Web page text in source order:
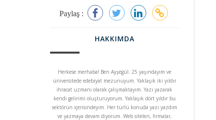
Paylaş :
HAKKIMDA
Herkese merhaba! Ben Ayşegül. 25 yaşındayım ve
üniversitede edebiyat mezunuyum. Yaklaşık iki yıldır
ihracat uzmanı olarak çalışmaktayım. Yazı yazarak
kendi gelirimi oluşturuyorum. Yaklaşık dört yıldır bu
sektörün içerisindeyim. Her türlü konuda yazı yazdım
ve yazmaya devam diyorum. Web siteleri, firmalar,